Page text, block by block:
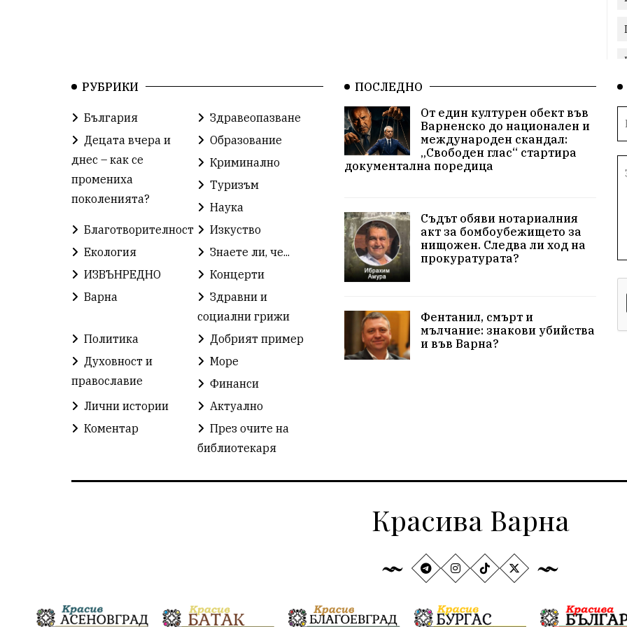
РУБРИКИ
България
Здравеопазване
Децата вчера и
днес – как се
промениха
поколенията?
Образование
Криминално
Туризъм
Наука
Благотворителност
Изкуство
Екология
Знаете ли, че...
ИЗВЪНРЕДНО
Концерти
Варна
Здравни и
социални грижи
Политика
Добрият пример
Духовност и
православие
Море
Финанси
Лични истории
Актуално
Коментар
През очите на
библиотекаря
ПОСЛЕДНО
От един културен обект във
Варненско до национален и
международен скандал:
„Свободен глас“ стартира
документална поредица
Съдът обяви нотариалния
акт за бомбоубежището за
нищожен. Следва ли ход на
прокуратурата?
Фентанил, смърт и
мълчание: знакови убийства
и във Варна?
Красива Варна